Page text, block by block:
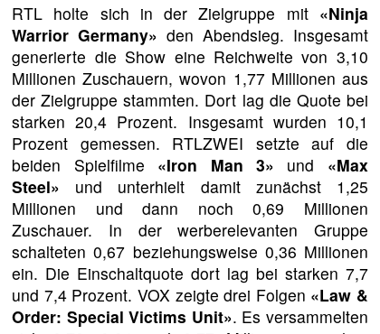
RTL holte sich in der Zielgruppe mit «Ninja
Warrior Germany» den Abendsieg. Insgesamt
generierte die Show eine Reichweite von 3,10
Millionen Zuschauern, wovon 1,77 Millionen aus
der Zielgruppe stammten. Dort lag die Quote bei
starken 20,4 Prozent. Insgesamt wurden 10,1
Prozent gemessen. RTLZWEI setzte auf die
beiden Spielfilme «Iron Man 3» und «Max
Steel» und unterhielt damit zunächst 1,25
Millionen und dann noch 0,69 Millionen
Zuschauer. In der werberelevanten Gruppe
schalteten 0,67 beziehungsweise 0,36 Millionen
ein. Die Einschaltquote dort lag bei starken 7,7
und 7,4 Prozent. VOX zeigte drei Folgen «Law &
Order: Special Victims Unit». Es versammelten